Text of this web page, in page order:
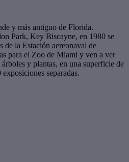
y más antiguo de Florida.
Park, Key Biscayne, en 1980 se
de la Estación aereonaval de
para el Zoo de Miami y ven a ver
y plantas, en una superficie de
separadas.